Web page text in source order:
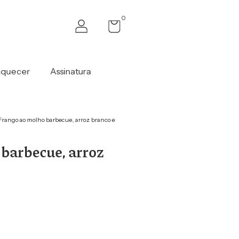
0
Assinatura
ao molho barbecue, arroz branco e
arroz